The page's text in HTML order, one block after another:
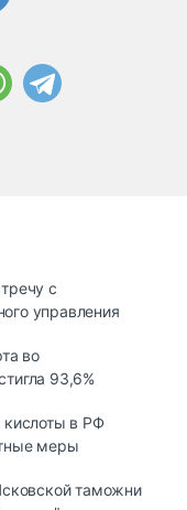
с
управления
во
93,6%
кислоты в РФ
меры
таможни